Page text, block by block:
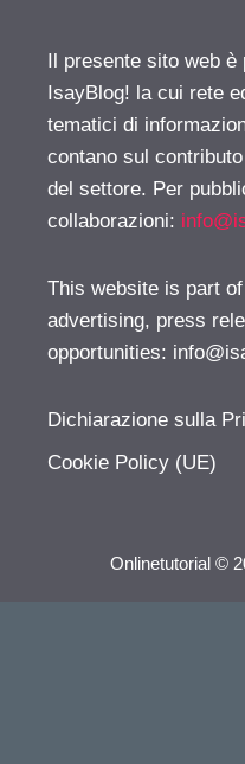
Il presente sito web è
IsayBlog! la cui rete
tematici di
contano sul
del settore. Per
collaborazioni:
This website is part
advertising, press
opportunities:
Dichiarazione sulla
Cookie Policy (UE)
Onlinetutorial ©